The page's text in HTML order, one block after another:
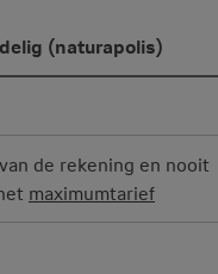
(naturapolis)
de rekening en nooit
maximumtarief